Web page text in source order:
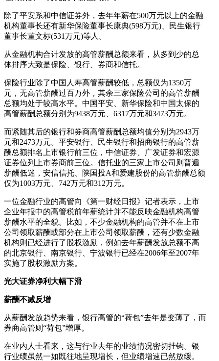
除了平安系和中信证券外，去年年薪在500万元以上的金融
机构董事长还有新华保险董事长康典(598万元)、民生银行
董事长董文标(531万元)等人。
从金融机构合计发放的高管薪酬总额来看，从多到少的总
体排序大致是保险、银行、券商和信托。
保险行业除了中国人寿高管薪酬较低，总额仅为1350万
元，无高管薪酬过百万外，其余三家保险公司的高管薪酬
总额均处于较高水平。中国平安、新华保险和中国太保的
高管薪酬总额分别为9438万元、6317万元和3473万元。
而紧随其后的银行和券商高管薪酬总额均值分别为2943万
元和2473万元。平安银行、民生银行和招商银行的高管薪
酬总额排名上市银行前三位，中信证券、广发证券和宏源
证券位列上市券商前三位。信托业的三家上市公司则普遍
薪酬低迷，安信信托、陕国投A和爱建股份的高管薪酬总额
仅为1003万元、742万元和312万元。
一位金融行业的高管向《第一财经日报》记者表示，上市
企业年报中的高管税前年薪统计并不能反映金融机构高管
薪酬水平的全貌。比如，不少金融机构的高管并不在上市
公司领取薪酬或部分在上市公司领取薪酬，还有少数金融
机构则已经进行了股权激励，例如去年薪酬发放总额不高
的北京银行、南京银行、宁波银行已经在2006年至2007年
实施了股权激励方案。
光大证券净利大幅下滑
薪酬不减反增
从薪酬发放趋势来看，银行高管的“荷包”去年是变薄了，而
券商高管则“荷包”增厚。
在业内人士看来，这与行业去年的业绩情况密切挂钩。银
行业绩虽然一如既往地呈现增长，但业绩增速已然放缓。